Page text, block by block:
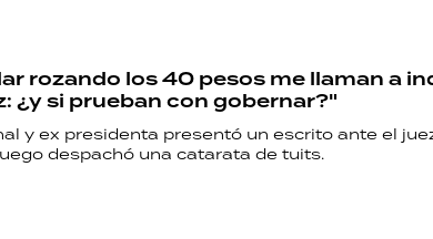
rozando los 40 pesos me llaman a
¿y si prueban con gobernar?"
y ex presidenta presentó un escrito ante el
despachó una catarata de tuits.